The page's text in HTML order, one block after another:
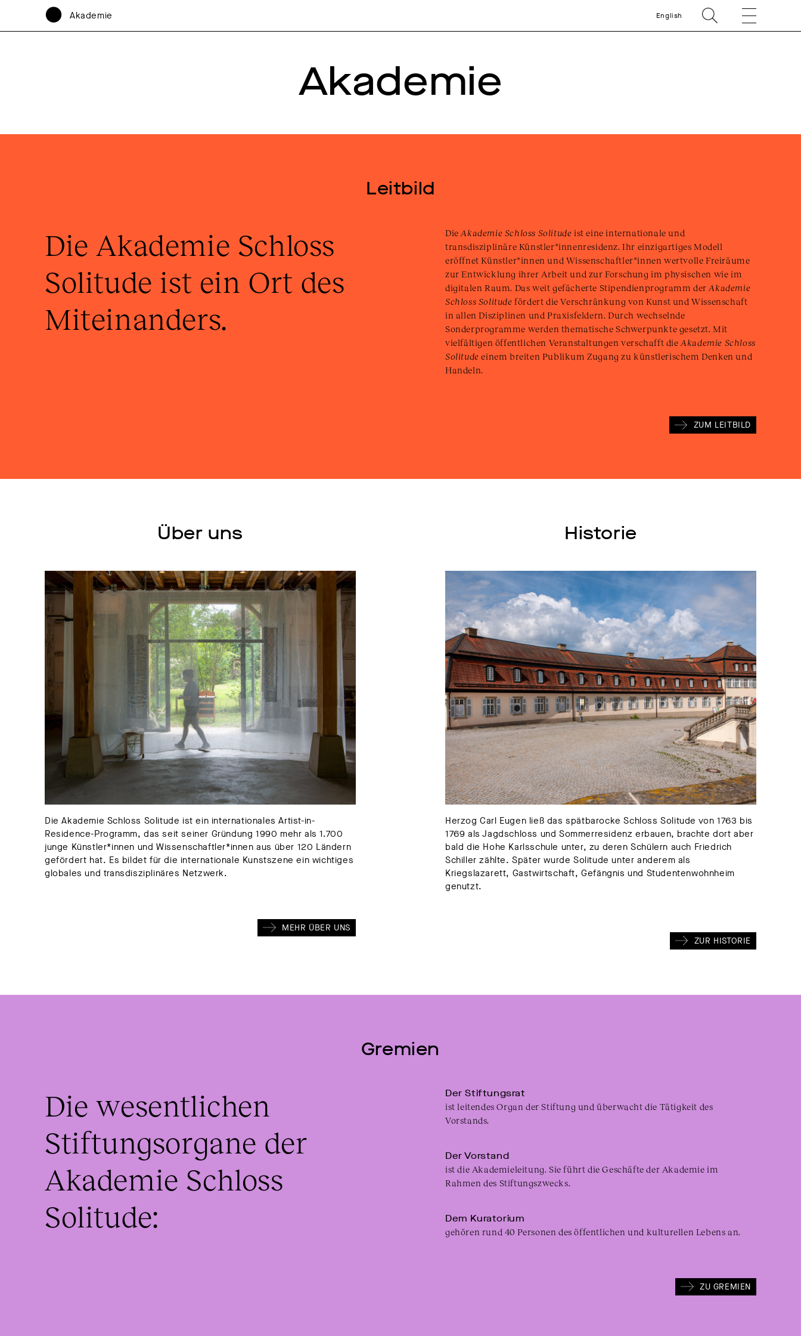
Akademie English
Akademie
Leitbild
Die Akademie Schloss
Solitude ist ein Ort des
Miteinanders.
Die Akademie Schloss Solitude ist eine internationale und
transdisziplinäre Künstler*innenresidenz. Ihr einzigartiges Modell
eröffnet Künstler*innen und Wissenschaftler*innen wertvolle Freiräume
zur Entwicklung ihrer Arbeit und zur Forschung im physischen wie im
digitalen Raum. Das weit gefächerte Stipendienprogramm der Akademie
Schloss Solitudefördert die Verschränkung von Kunst und Wissenschaft
in allen Disziplinen und Praxisfeldern. Durch wechselnde
Sonderprogramme werden thematische Schwerpunkte gesetzt. Mit
vielfältigen öffentlichen Veranstaltungen verschafft die Akademie Schloss
Solitudeeinem breiten Publikum Zugang zu künstlerischem Denken und
Handeln.
ZUM LEITBILD
Über uns
Die Akademie Schloss Solitude ist ein internationales Artist-in-
Residence-Programm, das seit seiner Gründung 1990 mehr als 1.700
junge Künstler*innen und Wissenschaftler*innen aus über 120 Ländern
gefördert hat. Es bildet für die internationale Kunstszene ein wichtiges
globales und transdisziplinäres Netzwerk.
MEHR ÜBER UNS
Historie
Herzog Carl Eugen ließ das spätbarocke Schloss Solitude von 1763 bis
1769 als Jagdschloss und Sommerresidenz erbauen, brachte dort aber
bald die Hohe Karlsschule unter, zu deren Schülern auch Friedrich
Schiller zählte. Später wurde Solitude unter anderem als
Kriegslazarett, Gastwirtschaft, Gefängnis und Studentenwohnheim
genutzt.
ZUR HISTORIE
Gremien
Die wesentlichen
Stiftungsorgane der
Akademie Schloss
Solitude:
Der Stiftungsrat
ist leitendes Organ der Stiftung und überwacht die Tätigkeit des
Vorstands.
Der Vorstand
ist die Akademieleitung. Sie führt die Geschäfte der Akademie im
Rahmen des Stiftungszwecks.
Dem Kuratorium
gehören rund 40 Personen des öffentlichen und kulturellen Lebens an.
ZU GREMIEN